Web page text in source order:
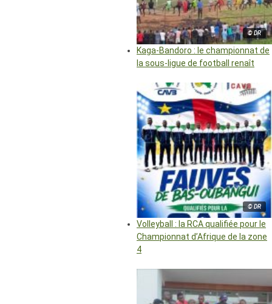
© DR
Kaga-Bandoro : le championnat de
la sous-ligue de football renaît
© DR
Volleyball : la RCA qualifiée pour le
Championnat d’Afrique de la zone
4